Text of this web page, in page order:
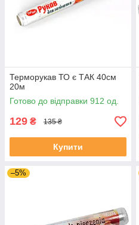
Терморукав ТО є ТАК 40см
20м
Готово до відправки 912 од.
129 ₴ 135 ₴
Купити
–5%